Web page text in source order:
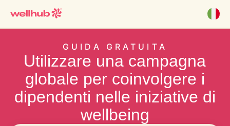
GUIDA GRATUITA
Utilizzare una campagna
globale per coinvolgere i
dipendenti nelle iniziative di
wellbeing